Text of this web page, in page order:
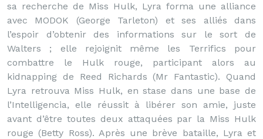
sa recherche de Miss Hulk, Lyra forma une alliance
avec MODOK (George Tarleton) et ses alliés dans
l’espoir d’obtenir des informations sur le sort de
Walters ; elle rejoignit même les Terrifics pour
combattre le Hulk rouge, participant alors au
kidnapping de Reed Richards (Mr Fantastic). Quand
Lyra retrouva Miss Hulk, en stase dans une base de
l’Intelligencia, elle réussit à libérer son amie, juste
avant d’être toutes deux attaquées par la Miss Hulk
rouge (Betty Ross). Après une brève bataille, Lyra et